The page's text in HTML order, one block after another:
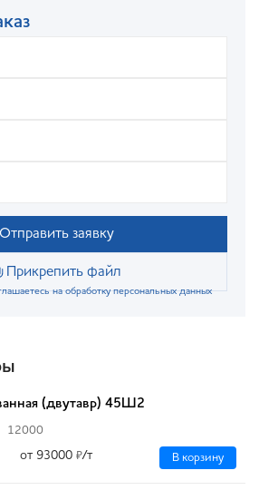
Отправить заявку
Прикрепить файл
на обработку персональных данных
(двутавр) 45Ш2
12000
от 93000 ₽/т В корзину